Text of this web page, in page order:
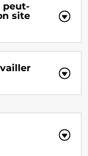
peut-
site